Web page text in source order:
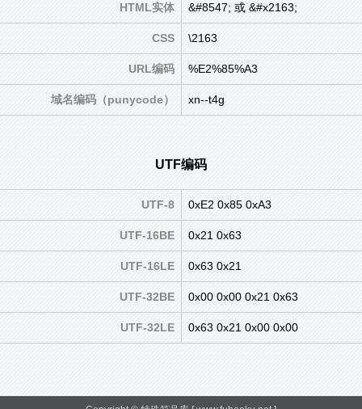
HTML实体 &#8547; 或 &#x2163;
CSS \2163
URL编码 %E2%85%A3
域名编码（punycode） xn--t4g
UTF编码
UTF-8 0xE2 0x85 0xA3
UTF-16BE 0x21 0x63
UTF-16LE 0x63 0x21
UTF-32BE 0x00 0x00 0x21 0x63
UTF-32LE 0x63 0x21 0x00 0x00